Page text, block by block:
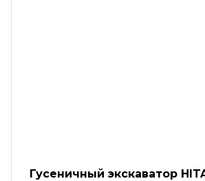
Гусеничный экскаватор